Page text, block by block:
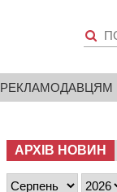
РЕКЛАМОДАВЦЯМ
АРХІВ НОВИН